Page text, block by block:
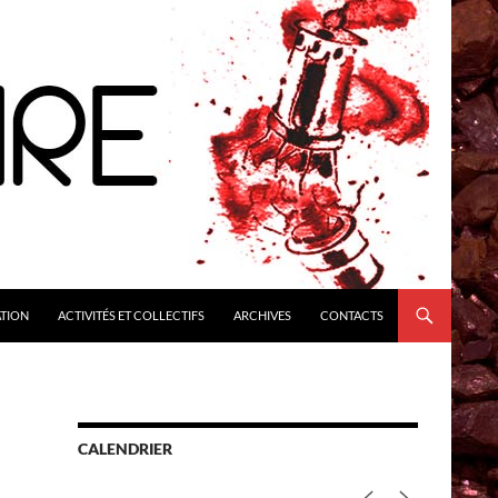
ACTIVITÉS ET COLLECTIFS ARCHIVES CONTACTS
CALENDRIER